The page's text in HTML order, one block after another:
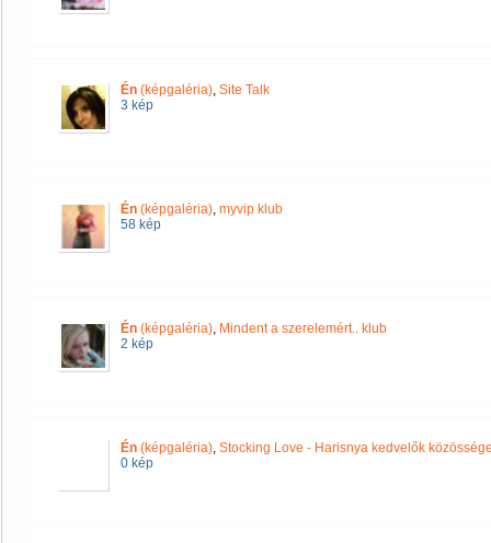
Én (képgaléria), Site Talk
3 kép
Én (képgaléria), myvip klub
58 kép
Én (képgaléria), Mindent a szerelemért.. klub
2 kép
Én (képgaléria), Stocking Love - Harisnya kedvelők
0 kép